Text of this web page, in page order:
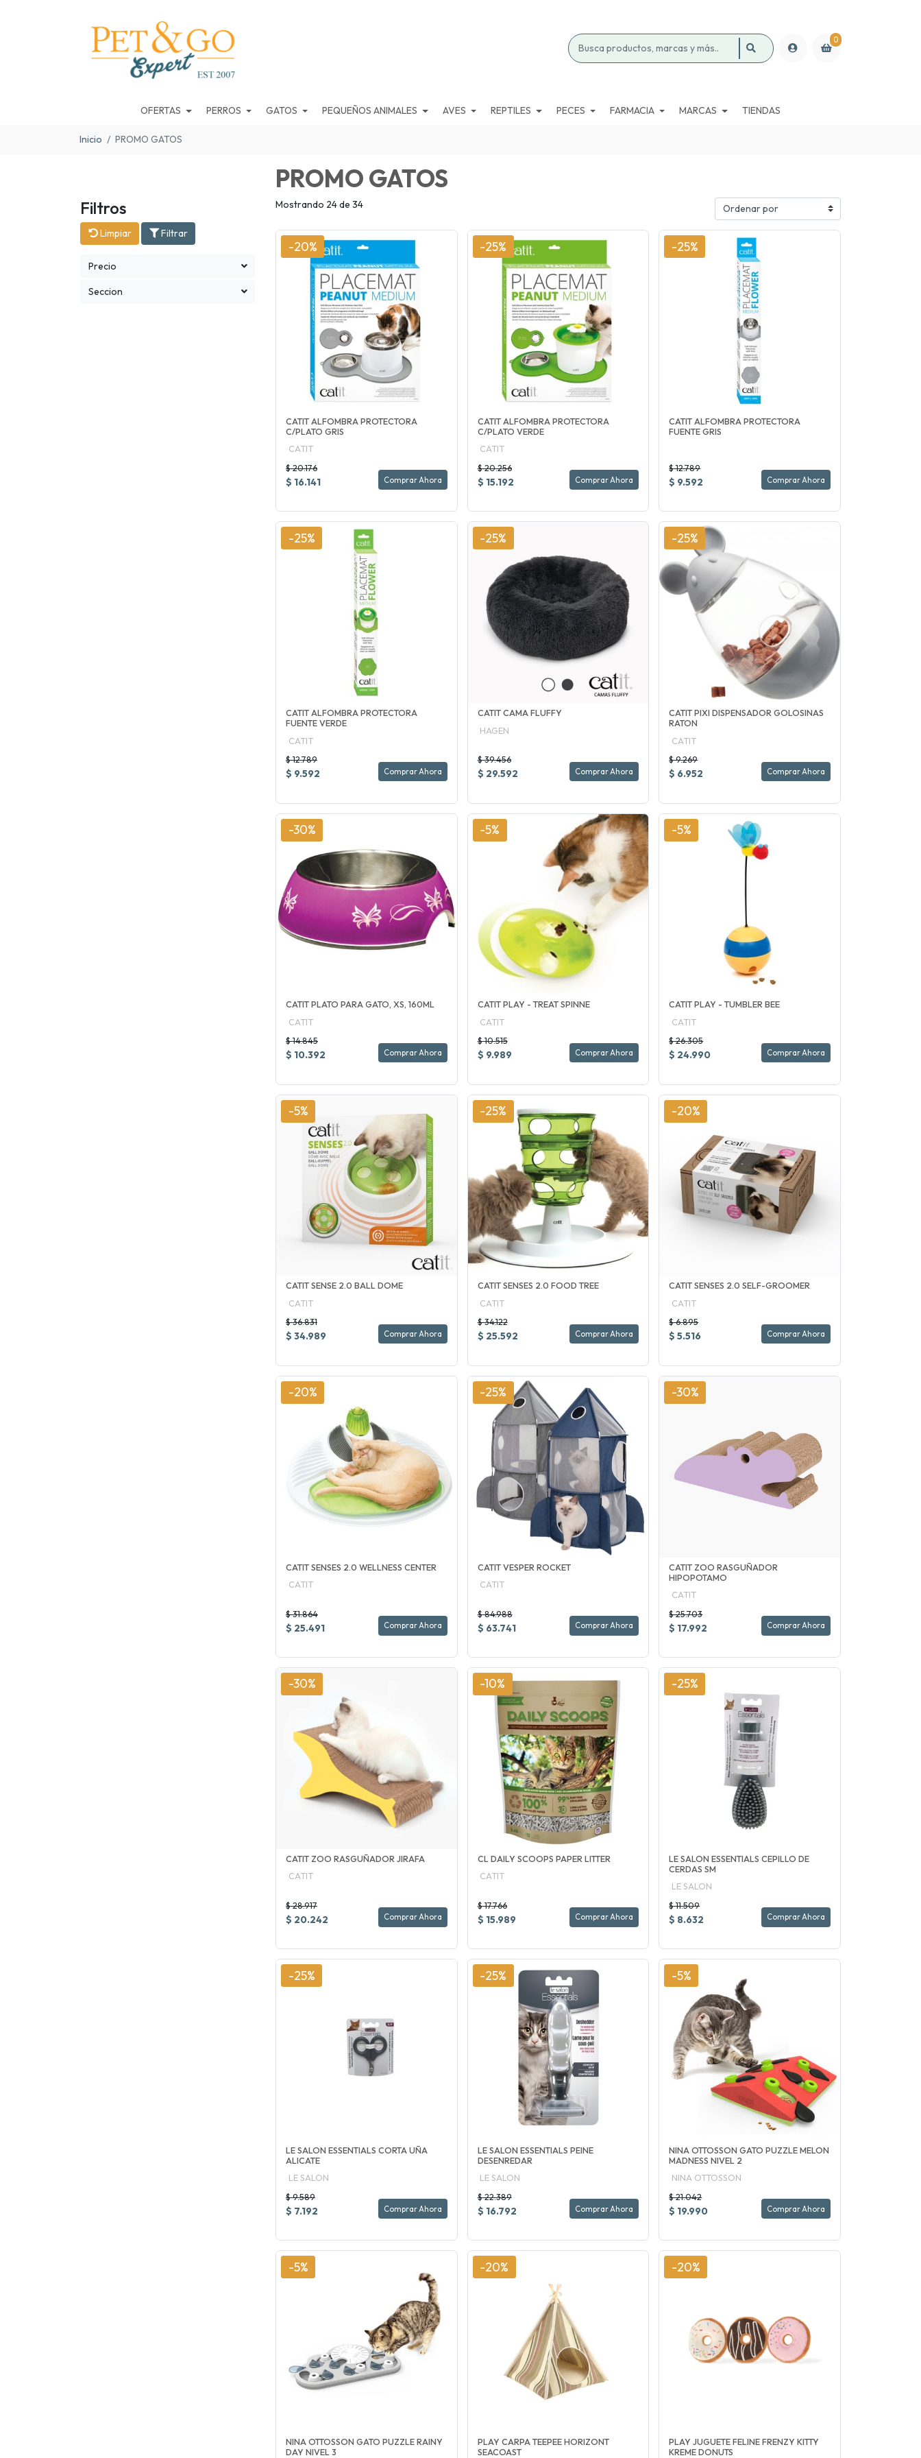
0
OFERTAS PERROS GATOS PEQUEÑOS ANIMALES AVES REPTILES PECES FARMACIA MARCAS TIENDAS
Inicio PROMO GATOS
PROMO GATOS
Filtros
Limpiar Filtrar
Precio
Seccion
Mostrando 24 de 34
-20%
CATIT ALFOMBRA PROTECTORA
C/PLATO GRIS
CATIT
$ 20.176
$ 16.141 Comprar Ahora
-25%
CATIT ALFOMBRA PROTECTORA
C/PLATO VERDE
CATIT
$ 20.256
$ 15.192 Comprar Ahora
-25%
CATIT ALFOMBRA PROTECTORA
FUENTE GRIS
$ 12.789
$ 9.592 Comprar Ahora
-25%
CATIT ALFOMBRA PROTECTORA
FUENTE VERDE
CATIT
$ 12.789
$ 9.592 Comprar Ahora
-25%
CATIT CAMA FLUFFY
HAGEN
$ 39.456
$ 29.592 Comprar Ahora
-25%
CATIT PIXI DISPENSADOR GOLOSINAS
RATON
CATIT
$ 9.269
$ 6.952 Comprar Ahora
-30%
CATIT PLATO PARA GATO, XS, 160ML
CATIT
$ 14.845
$ 10.392 Comprar Ahora
-5%
CATIT PLAY - TREAT SPINNE
CATIT
$ 10.515
$ 9.989 Comprar Ahora
-5%
CATIT PLAY - TUMBLER BEE
CATIT
$ 26.305
$ 24.990 Comprar Ahora
-5%
CATIT SENSE 2.0 BALL DOME
CATIT
$ 36.831
$ 34.989 Comprar Ahora
-25%
CATIT SENSES 2.0 FOOD TREE
CATIT
$ 34.122
$ 25.592 Comprar Ahora
-20%
CATIT SENSES 2.0 SELF-GROOMER
CATIT
$ 6.895
$ 5.516 Comprar Ahora
-20%
CATIT SENSES 2.0 WELLNESS CENTER
CATIT
$ 31.864
$ 25.491 Comprar Ahora
-25%
CATIT VESPER ROCKET
CATIT
$ 84.988
$ 63.741 Comprar Ahora
-30%
CATIT ZOO RASGUÑADOR
HIPOPOTAMO
CATIT
$ 25.703
$ 17.992 Comprar Ahora
-30%
CATIT ZOO RASGUÑADOR JIRAFA
CATIT
$ 28.917
$ 20.242 Comprar Ahora
-10%
CL DAILY SCOOPS PAPER LITTER
CATIT
$ 17.766
$ 15.989 Comprar Ahora
-25%
LE SALON ESSENTIALS CEPILLO DE
CERDAS SM
LE SALON
$ 11.509
$ 8.632 Comprar Ahora
-25%
LE SALON ESSENTIALS CORTA UÑA
ALICATE
LE SALON
$ 9.589
$ 7.192 Comprar Ahora
-25%
LE SALON ESSENTIALS PEINE
DESENREDAR
LE SALON
$ 22.389
$ 16.792 Comprar Ahora
-5%
NINA OTTOSSON GATO PUZZLE MELON
MADNESS NIVEL 2
NINA OTTOSSON
$ 21.042
$ 19.990 Comprar Ahora
-5%
NINA OTTOSSON GATO PUZZLE RAINY
DAY NIVEL 3
-20%
PLAY CARPA TEEPEE HORIZONT
SEACOAST
-20%
PLAY JUGUETE FELINE FRENZY KITTY
KREME DONUTS